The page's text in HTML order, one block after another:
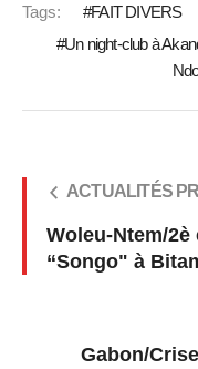
Tags: FAIT DIVERS
Un night-club à
ACTUALITÉS
Woleu-Ntem/
“Songo" à
Gabon/